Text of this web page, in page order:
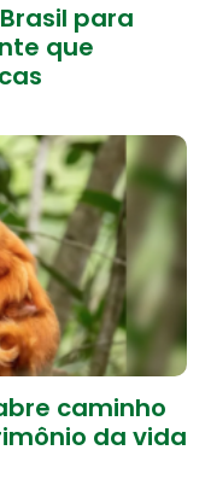
para
que
caminho
da vida